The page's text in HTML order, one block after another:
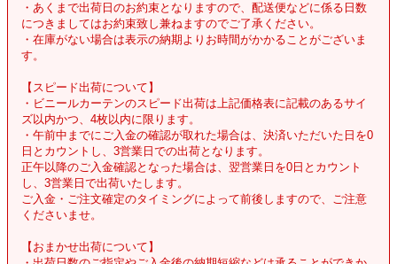
・あくまで出荷日のお約束となりますので、配送便などに係る日数
につきましてはお約束致し兼ねますのでご了承ください。
・在庫がない場合は表示の納期よりお時間がかかることがございま
す。
【スピード出荷について】
・ビニールカーテンのスピード出荷は上記価格表に記載のあるサイ
ズ以内かつ、4枚以内に限ります。
・午前中までにご入金の確認が取れた場合は、決済いただいた日を0
日とカウントし、3営業日での出荷となります。
正午以降のご入金確認となった場合は、翌営業日を0日とカウント
し、3営業日で出荷いたします。
ご入金・ご注文確定のタイミングによって前後しますので、ご注意
くださいませ。
【おまかせ出荷について】